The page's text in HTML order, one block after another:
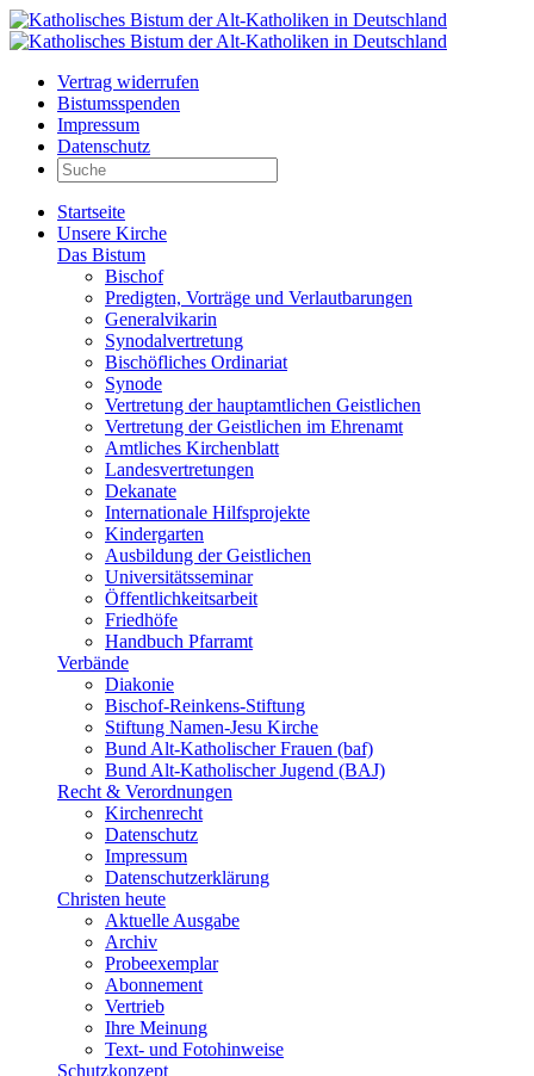
Vertrag widerrufen
Bistumsspenden
Impressum
Datenschutz
Startseite
Unsere Kirche
Das Bistum
Bischof
Predigten, Vorträge und Verlautbarungen
Generalvikarin
Synodalvertretung
Bischöfliches Ordinariat
Synode
Vertretung der hauptamtlichen Geistlichen
Vertretung der Geistlichen im Ehrenamt
Amtliches Kirchenblatt
Landesvertretungen
Dekanate
Internationale Hilfsprojekte
Kindergarten
Ausbildung der Geistlichen
Universitätsseminar
Öffentlichkeitsarbeit
Friedhöfe
Handbuch Pfarramt
Verbände
Diakonie
Bischof-Reinkens-Stiftung
Stiftung Namen-Jesu Kirche
Bund Alt-Katholischer Frauen (baf)
Bund Alt-Katholischer Jugend (BAJ)
Recht & Verordnungen
Kirchenrecht
Datenschutz
Impressum
Datenschutzerklärung
Christen heute
Aktuelle Ausgabe
Archiv
Probeexemplar
Abonnement
Vertrieb
Ihre Meinung
Text- und Fotohinweise
Schutzkonzept